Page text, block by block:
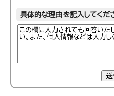
具体的な理由を記入してくだ